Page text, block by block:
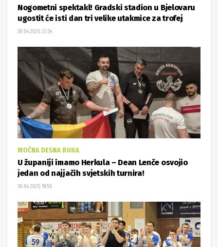
Nogometni spektakl! Gradski stadion u Bjelovaru
ugostit će isti dan tri velike utakmice za trofej
30.04.2025. 22:34
MOĆNA DESNA RUKA
U županiji imamo Herkula – Dean Lenče osvojio
jedan od najjačih svjetskih turnira!
30.04.2025. 18:50